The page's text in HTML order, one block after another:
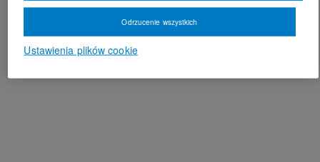
Ustawienia plików cookie
Odrzucenie wszystkich